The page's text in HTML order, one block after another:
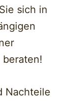
sich in
Nachteile